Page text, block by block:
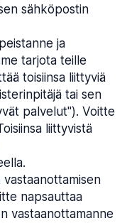
sähköpostin
ja
tarjota teille
toisiinsa liittyviä
tai sen
palvelut"). Voitte
liittyvistä
napsauttaa
vastaanottamanne